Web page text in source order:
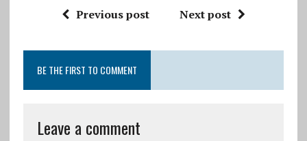
Previous post Next post
BE THE FIRST TO COMMENT
Leave a comment